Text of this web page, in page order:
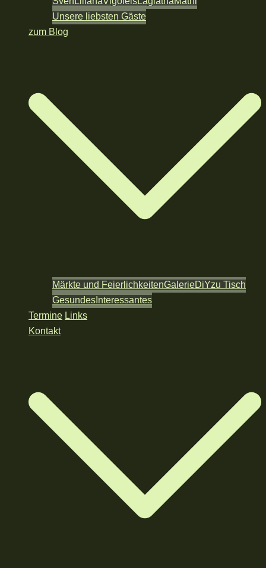
Unsere liebsten Gäste
zum Blog
Märkte und FeierlichkeitenGalerieDiYzu Tisch
Gesundes Interessantes
Termine Links
Kontakt